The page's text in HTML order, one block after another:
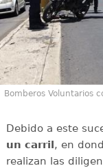
Bomberos Voluntarios
Debido a este
un carril, en
realizan las